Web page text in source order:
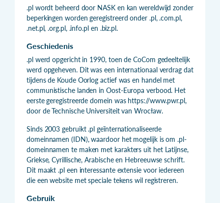
.pl wordt beheerd door NASK en kan wereldwijd zonder
beperkingen worden geregistreerd onder .pl, .com.pl,
.net.pl, .org.pl, .info.pl en .biz.pl.
Geschiedenis
.pl werd opgericht in 1990, toen de CoCom gedeeltelijk
werd opgeheven. Dit was een internationaal verdrag dat
tijdens de Koude Oorlog actief was en handel met
communistische landen in Oost-Europa verbood. Het
eerste geregistreerde domein was https://www.pwr.pl,
door de Technische Universiteit van Wrocław.
Sinds 2003 gebruikt .pl geïnternationaliseerde
domeinnamen (IDN), waardoor het mogelijk is om .pl-
domeinnamen te maken met karakters uit het Latijnse,
Griekse, Cyrillische, Arabische en Hebreeuwse schrift.
Dit maakt .pl een interessante extensie voor iedereen
die een website met speciale tekens wil registreren.
Gebruik